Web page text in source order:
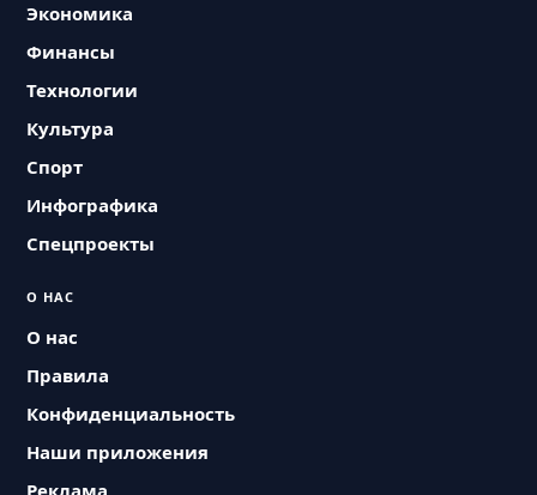
Экономика
Финансы
Технологии
Культура
Спорт
Инфографика
Спецпроекты
О НАС
О нас
Правила
Конфиденциальность
Наши приложения
Реклама